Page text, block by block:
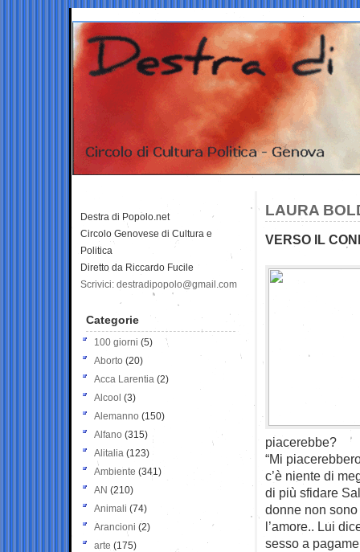
LAURA
VERSO IL
piacerebbe?
“Mi
c’è niente di
di più sfidare
donne non
l’amore.. Lui
sesso a
Destra di Popolo.net
Circolo Genovese di Cultura e
Politica
Diretto da Riccardo Fucile
Scrivici: destradipopolo@gmail.com
Categorie
100 giorni (5)
Aborto (20)
Acca Larentia (2)
Alcool (3)
Alemanno (150)
Alfano (315)
Alitalia (123)
Ambiente (341)
AN (210)
Animali (74)
Arancioni (2)
arte (175)